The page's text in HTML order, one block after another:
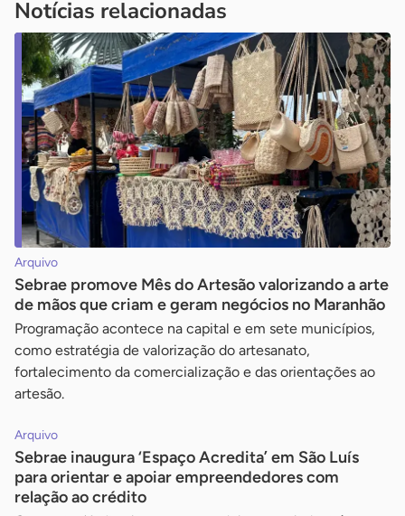
Notícias relacionadas
Arquivo
Sebrae promove Mês do Artesão valorizando a arte
de mãos que criam e geram negócios no Maranhão
Programação acontece na capital e em sete municípios,
como estratégia de valorização do artesanato,
fortalecimento da comercialização e das orientações ao
artesão.
Arquivo
Sebrae inaugura ‘Espaço Acredita’ em São Luís
para orientar e apoiar empreendedores com
relação ao crédito